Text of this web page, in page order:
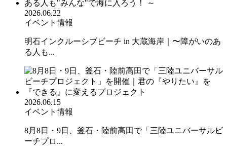
2026.06.22
イベント情報
明石インクルーシブビーチ in 大蔵海岸｜〜障がいのあ
る人も...
2026.06.15
イベント情報
8月8日・9日、釜石・陸前高田で「三陸ユニバーサルビ
ーチプロ...